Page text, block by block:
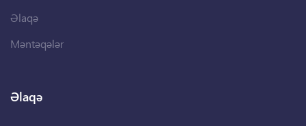
Əlaqə
Məntəqələr
Əlaqə